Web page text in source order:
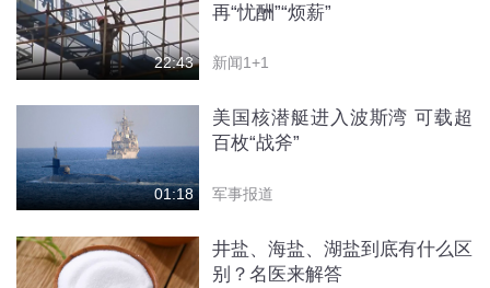
22:43
再“忧酬”“烦薪”
新闻1+1
01:18
美国核潜艇进入波斯湾 可载超
百枚“战斧”
军事报道
井盐、海盐、湖盐到底有什么区
别？名医来解答